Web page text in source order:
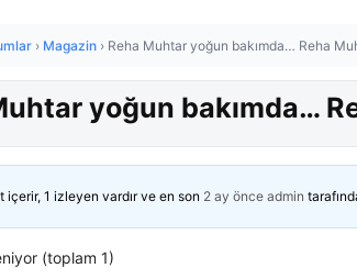
› Magazin › Reha Muhtar yoğun bakımda… Reha
yoğun bakımda…
içerir, 1 izleyen vardır ve en son 2 ay önce admin
(toplam 1)